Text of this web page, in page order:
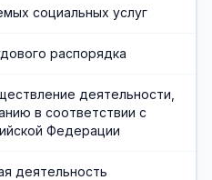
социальных услуг
распорядка
деятельности,
в соответствии с
Федерации
деятельность